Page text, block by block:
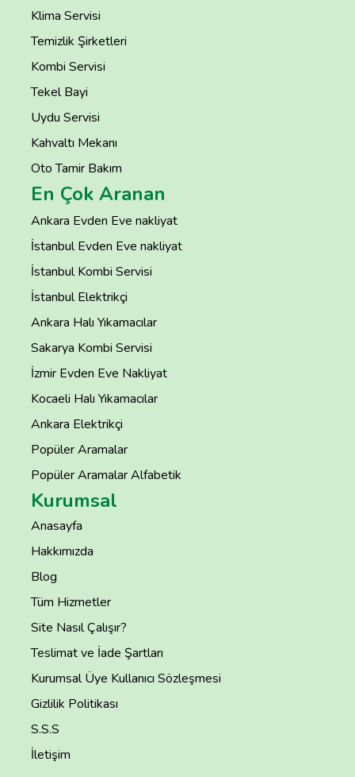
Klima Servisi
Temizlik Şirketleri
Kombi Servisi
Tekel Bayi
Uydu Servisi
Kahvaltı Mekanı
Oto Tamir Bakım
En Çok Aranan
Ankara Evden Eve nakliyat
İstanbul Evden Eve nakliyat
İstanbul Kombi Servisi
İstanbul Elektrikçi
Ankara Halı Yıkamacılar
Sakarya Kombi Servisi
İzmir Evden Eve Nakliyat
Kocaeli Halı Yıkamacılar
Ankara Elektrikçi
Popüler Aramalar
Popüler Aramalar Alfabetik
Kurumsal
Anasayfa
Hakkımızda
Blog
Tüm Hizmetler
Site Nasıl Çalışır?
Teslimat ve İade Şartları
Kurumsal Üye Kullanıcı Sözleşmesi
Gizlilik Politikası
S.S.S
İletişim